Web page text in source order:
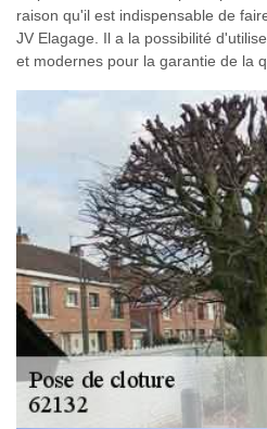
raison qu'il est indispensable de
JV Elagage. Il a la possibilité
et modernes pour la garantie de la